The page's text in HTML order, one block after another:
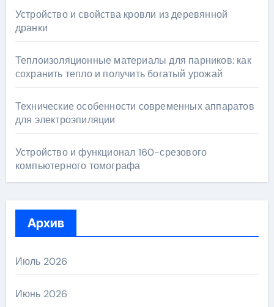
Устройство и свойства кровли из деревянной
дранки
Теплоизоляционные материалы для парников: как
сохранить тепло и получить богатый урожай
Технические особенности современных аппаратов
для электроэпиляции
Устройство и функционал 160-срезового
компьютерного томографа
Архив
Июль 2026
Июнь 2026